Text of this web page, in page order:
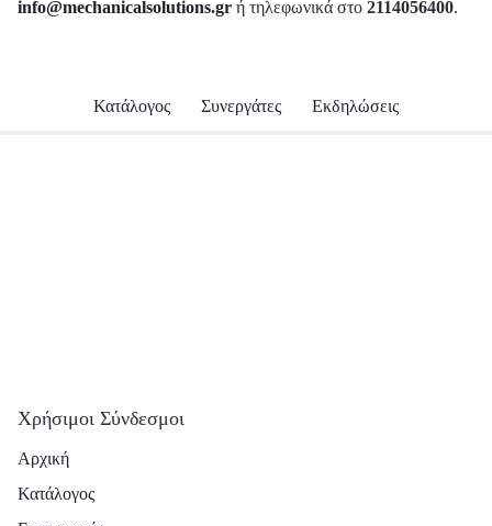
info@mechanicalsolutions.gr ή τηλεφωνικά στο 2114056400.
Κατάλογος Συνεργάτες Εκδηλώσεις
Χρήσιμοι Σύνδεσμοι
Αρχική
Κατάλογος